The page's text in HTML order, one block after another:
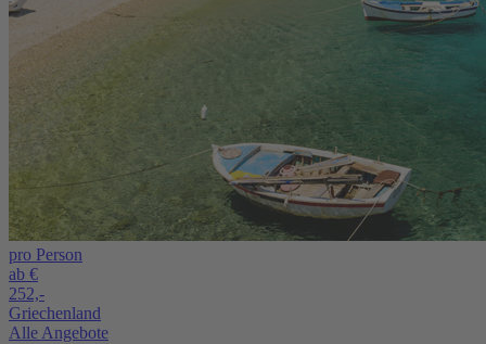
pro Person
ab €
252,-
Griechenland
Alle Angebote